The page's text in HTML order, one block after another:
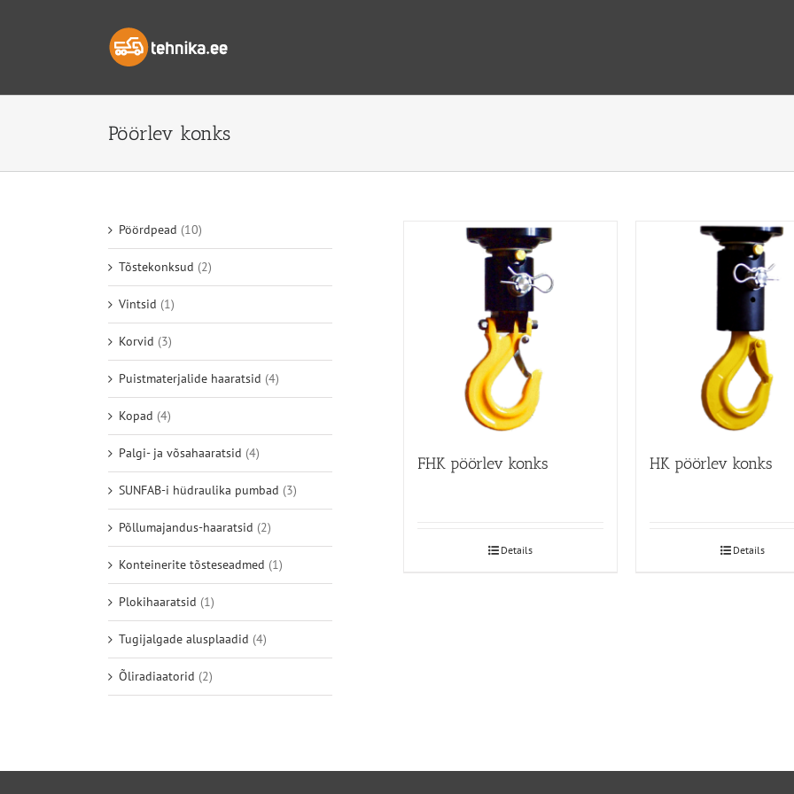
Pöörlev konks
FHK pöörlev konks
Details
HK pöörlev konks
Details
Pöördpead (10)
Tõstekonksud (2)
Vintsid (1)
Korvid (3)
Puistmaterjalide haaratsid (4)
Kopad (4)
Palgi- ja võsahaaratsid (4)
SUNFAB-i hüdraulika pumbad (3)
Põllumajandus-haaratsid (2)
Konteinerite tõsteseadmed (1)
Plokihaaratsid (1)
Tugijalgade alusplaadid (4)
Õliradiaatorid (2)